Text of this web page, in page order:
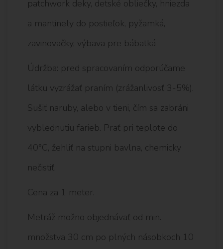
patchwork deky, detské obliečky, hniezda
a mantinely do postieľok, pyžamká,
zavinovačky, výbava pre bábätká
Údržba: pred spracovaním odporúčame
látku vyzrážať praním (zrážanlivosť 3-5%).
Sušiť naruby, alebo v tieni, čím sa zabráni
vyblednutiu farieb. Prať pri teplote do
40°C, žehliť na stupni bavlna, chemicky
nečistiť.
Cena za 1 meter.
Metráž možno objednávať od min.
množstva 30 cm po plných násobkoch 10